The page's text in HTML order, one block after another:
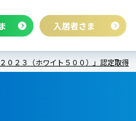
入居者さま
０２３（ホワイト５００）」認定取得